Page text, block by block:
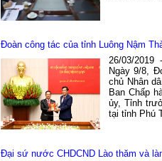
Đoàn công tác của tỉnh Luông Nậm
26/03/2019
Ngày 9/8,
chủ Nhân
Ban Chấp
ủy, Tỉnh
tại tỉnh Phú
Đại sứ nước CHDCND Lào thăm và